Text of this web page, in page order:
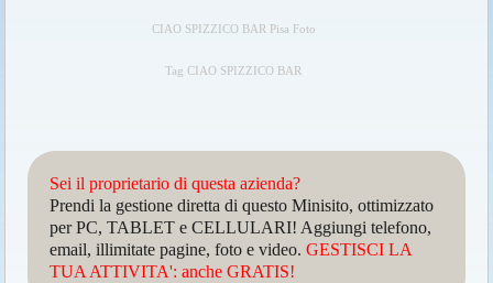
CIAO SPIZZICO BAR Pisa Foto
Tag CIAO SPIZZICO BAR
Sei il proprietario di questa azienda?
Prendi la gestione diretta di questo Minisito, ottimizzato
per PC, TABLET e CELLULARI! Aggiungi telefono,
email, illimitate pagine, foto e video.GESTISCI LA
TUA ATTIVITA': anche GRATIS!